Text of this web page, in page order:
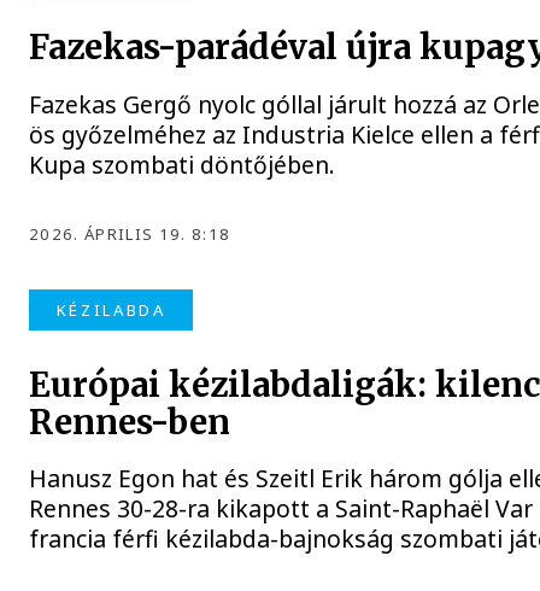
Fazekas-parádéval újra
Fazekas Gergő nyolc góllal járult hozzá az
ös győzelméhez az Industria Kielce ellen a
Kupa szombati döntőjében.
2026. ÁPRILIS 19. 8:18
KÉZILABDA
Európai kézilabdaligák:
Rennes-ben
Hanusz Egon hat és Szeitl Erik három gólja
Rennes 30-28-ra kikapott a Saint-Raphaël
francia férfi kézilabda-bajnokság szombati